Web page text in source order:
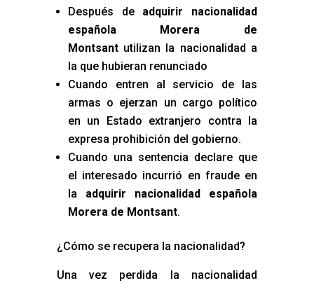
Después de adquirir nacionalidad
española Morera de
Montsantutilizan la nacionalidad a
la que hubieran renunciado
Cuando entren al servicio de las
armas o ejerzan un cargo político
en un Estado extranjero contra la
expresa prohibición del gobierno.
Cuando una sentencia declare que
el interesado incurrió en fraude en
la adquirir nacionalidad española
Morera de Montsant.
¿Cómo se recupera la nacionalidad?
Una vez perdida la nacionalidad